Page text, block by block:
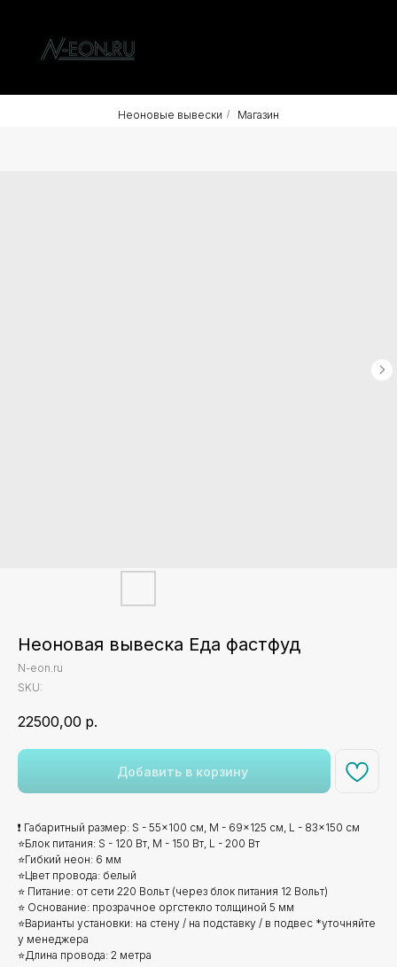
Неоновые вывески / Магазин
Неоновая вывеска Еда фастфуд
N-eon.ru
SKU:
22500,00 р.
Добавить в корзину
❗ Габаритный размер: S - 55x100 см, M - 69x125 см, L - 83x150 см
⭐Блок питания: S - 120 Вт, M - 150 Вт, L - 200 Вт
⭐Гибкий неон: 6 мм
⭐Цвет провода: белый
⭐ Питание: от сети 220 Вольт (через блок питания 12 Вольт)
⭐ Основание: прозрачное оргстекло толщиной 5 мм
⭐Варианты установки: на стену / на подставку / в подвес *уточняйте
у менеджера
⭐Длина провода: 2 метра